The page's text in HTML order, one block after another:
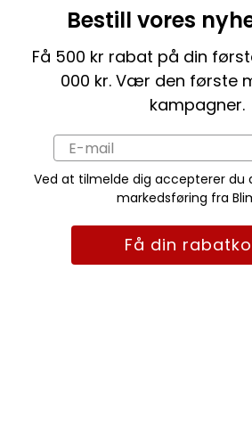
Bestill vores
Få 500 kr rabat på din
000 kr. Vær den første
kampagner.
Ved at tilmelde dig accepterer du
markedsføring fra
Få din